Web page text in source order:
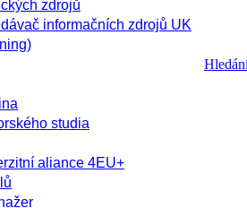
zdrojů
informačních zdrojů UK
studia
aliance 4EU+